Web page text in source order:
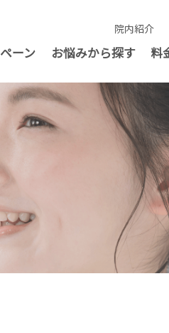
院内紹介
ーン お悩みから探す 料